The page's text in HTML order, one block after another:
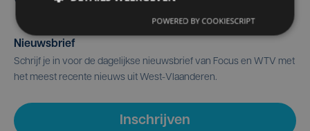
Nieuwsbrief
Schrijf je in voor de dagelijkse nieuwsbrief van Focus en WTV met
het meest recente nieuws uit West-Vlaanderen.
Inschrijven
POWERED BY COOKIESCRIPT